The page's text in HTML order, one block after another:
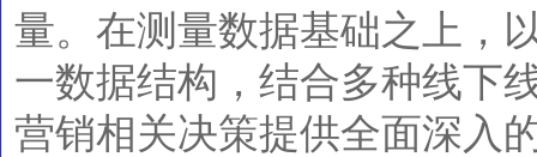
量。在测量数据基础之上，
一数据结构，结合多种线下
营销相关决策提供全面深入